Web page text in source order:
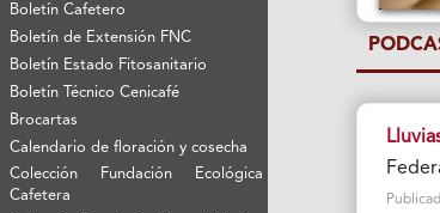
Boletín Cafetero
Boletín de Extensión FNC
Boletín Estado Fitosanitario
Boletín Técnico Cenicafé
Brocartas
Calendario de floración y cosecha
Colección Fundación Ecológica
Cafetera